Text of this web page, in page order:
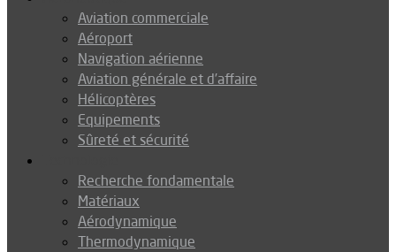
Aviation commerciale
Aéroport
Navigation aérienne
Aviation générale et d’affaire
Hélicoptères
Equipements
Sûreté et sécurité
Recherche fondamentale
Matériaux
Aérodynamique
Thermodynamique